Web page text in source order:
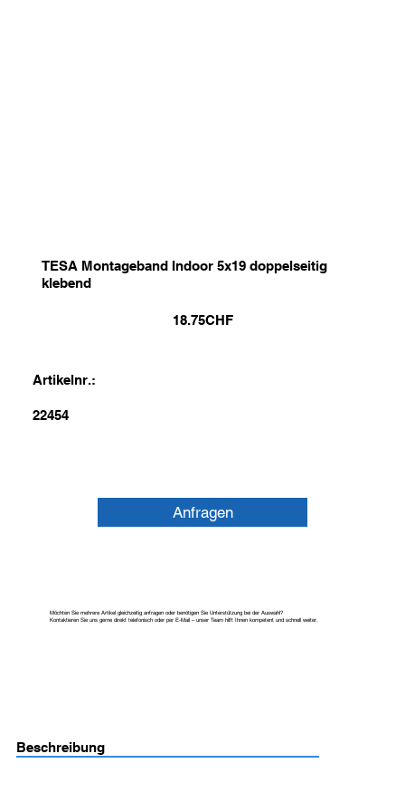
TESA Montageband Indoor 5x19 doppelseitig
klebend
18.75CHF
Artikelnr.:
22454
Anfragen
Möchten Sie mehrere Artikel gleichzeitig anfragen oder benötigen Sie Unterstützung bei der Auswahl?
Kontaktieren Sie uns gerne direkt telefonisch oder per E-Mail – unser Team hilft Ihnen kompetent und schnell weiter.
Beschreibung